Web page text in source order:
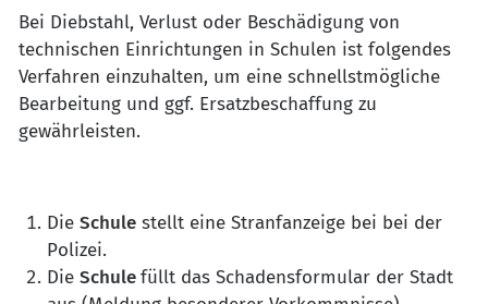
Bei Diebstahl, Verlust oder Beschädigung von
technischen Einrichtungen in Schulen ist folgendes
Verfahren einzuhalten, um eine schnellstmögliche
Bearbeitung und ggf. Ersatzbeschaffung zu
gewährleisten.
Die Schulestellt eine Stranfanzeige bei bei der
Polizei.
Die Schulefüllt das Schadensformular der Stadt